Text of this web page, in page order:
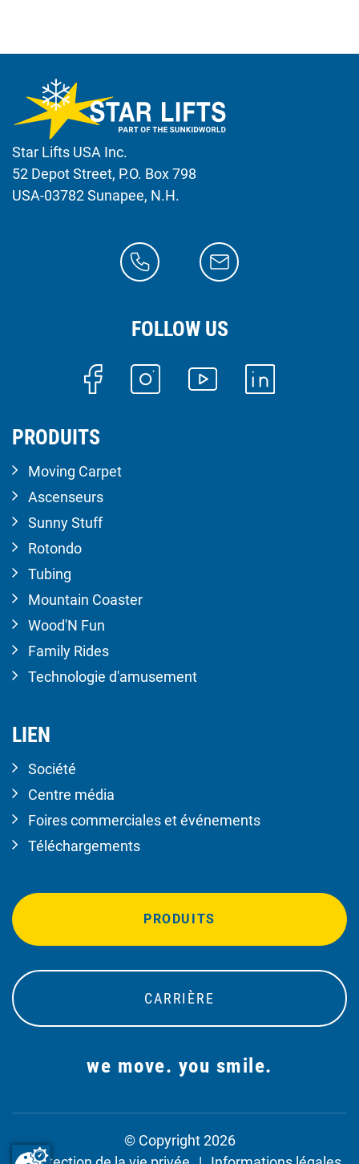
Star Lifts USA Inc.
52 Depot Street, P.O. Box 798
USA-03782 Sunapee, N.H.
FOLLOW US
PRODUITS
Moving Carpet
Ascenseurs
Sunny Stuff
Rotondo
Tubing
Mountain Coaster
Wood'N Fun
Family Rides
Technologie d'amusement
LIEN
Société
Centre média
Foires commerciales et événements
Téléchargements
PRODUITS
CARRIÈRE
we move. you smile.
© Copyright 2026